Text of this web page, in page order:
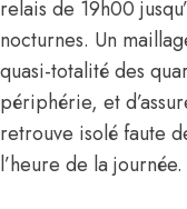
relais de 19h00
nocturnes. Un
quasi-totalité des
périphérie, et
retrouve isolé faute
l’heure de la journée.